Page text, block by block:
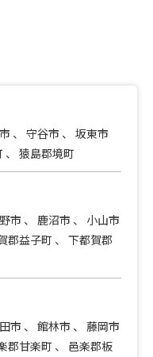
、 守谷市 、 坂東市
、 猿島郡境町
市 、 鹿沼市 、 小山市
郡益子町 、 下都賀郡
市 、 館林市 、 藤岡市
郡甘楽町 、 邑楽郡板